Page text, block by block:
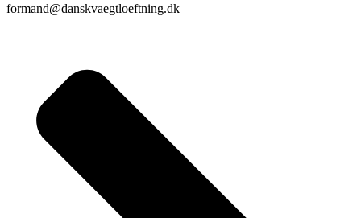
formand@danskvaegtloeftning.dk